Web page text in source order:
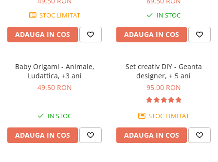
STOC LIMITAT
ADAUGA IN COS
IN STOC
ADAUGA IN COS
Baby Origami - Animale,
Ludattica, +3 ani
49,50 RON
IN STOC
ADAUGA IN COS
Set creativ DIY - Geanta
designer, + 5 ani
95,00 RON
STOC LIMITAT
ADAUGA IN COS